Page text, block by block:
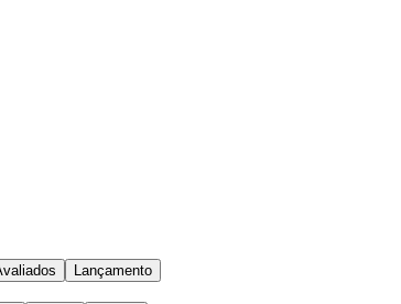
Lançamento